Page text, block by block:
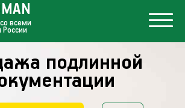
подлинной
всеми
России